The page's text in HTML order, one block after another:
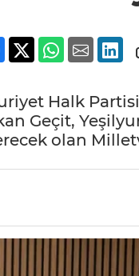
Halk
Geçit,
olan